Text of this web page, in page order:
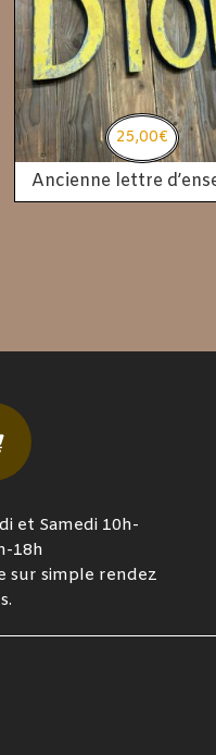
Ancienne lettre
25,00€
et Samedi 10h-
18h
sur simple rendez